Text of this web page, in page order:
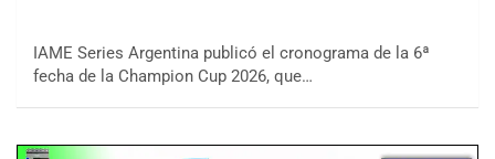
IAME Series Argentina publicó el cronograma de la 6ª
fecha de la Champion Cup 2026, que…